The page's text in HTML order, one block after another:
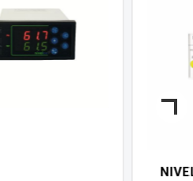
NIVELCONT PKK —